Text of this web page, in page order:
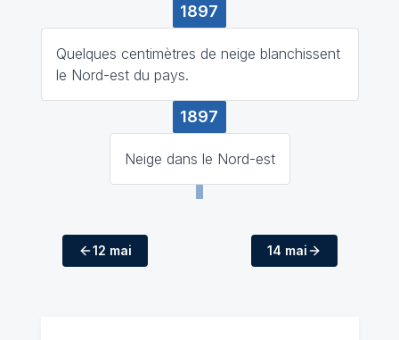
1897
Quelques centimètres de neige blanchissent
le Nord-est du pays.
1897
Neige dans le Nord-est
12 mai 14 mai